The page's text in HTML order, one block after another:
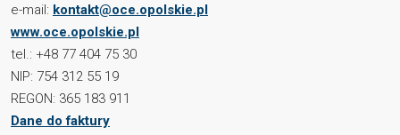
e-mail: kontakt@oce.opolskie.pl
www.oce.opolskie.pl
tel.: +48 77 404 75 30
NIP: 754 312 55 19
REGON: 365 183 911
Dane do faktury